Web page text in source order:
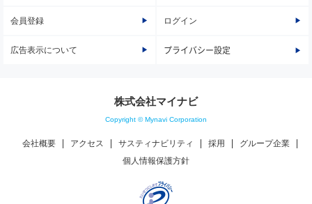
会員登録 ログイン
広告表示について プライバシー設定
株式会社マイナビ
Copyright © Mynavi Corporation
会社概要 アクセス サスティナビリティ 採用
グループ企業
個人情報保護方針